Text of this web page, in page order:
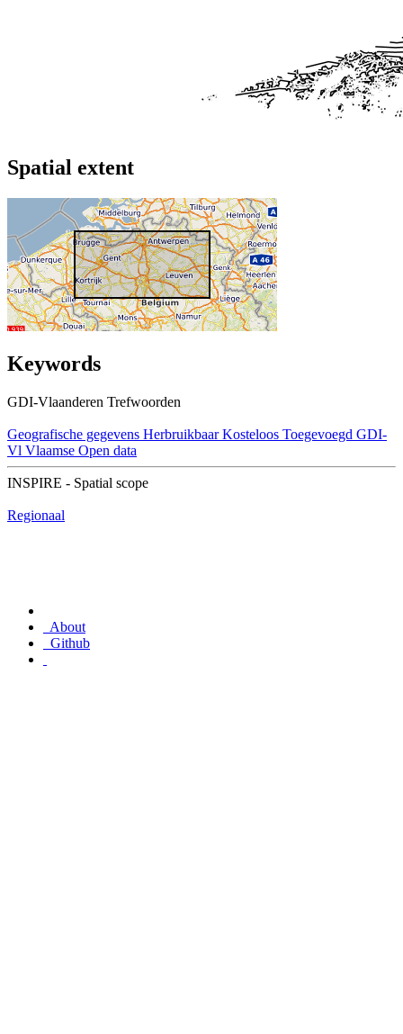
Spatial extent
Keywords
GDI-Vlaanderen Trefwoorden
Geografische gegevens Herbruikbaar Kosteloos Toegevoegd GDI-
Vl Vlaamse Open data
INSPIRE - Spatial scope
Regionaal
About
Github